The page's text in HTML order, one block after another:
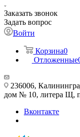
Заказать звонок
Задать вопрос
Войти
Корзина0
Отложенные
236006,
дом № 10, литера Щ,
Вконтакте